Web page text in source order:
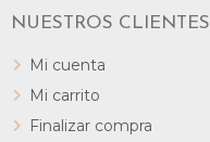
NUESTROS CLIENTES
Mi cuenta
Mi carrito
Finalizar compra